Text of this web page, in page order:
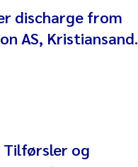
discharge from
AS, Kristiansand.
Tilførsler og